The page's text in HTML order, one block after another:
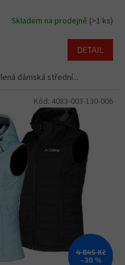
Skladem na prodejně (>1 ks)
DETAIL
dámská střední...
4 845 Kč
–30 %
Kód: 4083-003-130-006